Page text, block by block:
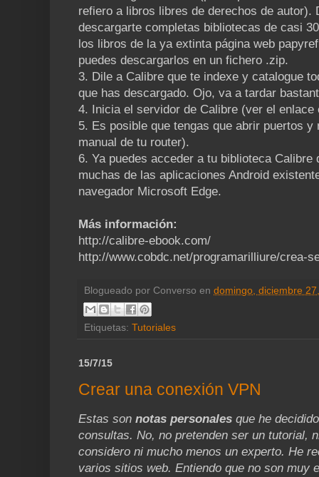
refiero a libros libres de derechos de autor).
descargarte completas bibliotecas de casi
los libros de la ya extinta página web
puedes descargarlos en un fichero .zip.
3. Dile a Calibre que te indexe y catalogue
que has descargado. Ojo, va a tardar
4. Inicia el servidor de Calibre (ver el enlace
5. Es posible que tengas que abrir puertos
manual de tu router).
6. Ya puedes acceder a tu biblioteca Calibre
muchas de las aplicaciones Android
navegador Microsoft Edge.
Más información:
http://calibre-ebook.com/
http://www.cobdc.net/programarilliure/crea-
Blogueado por Converso en domingo, diciembre
Etiquetas: Tutoriales
15/7/15
Crear una conexión VPN
Estas son notas personales que he
consultas. No, no pretenden ser un tutorial,
considero ni mucho menos un experto. He
varios sitios web. Entiendo que no son muy